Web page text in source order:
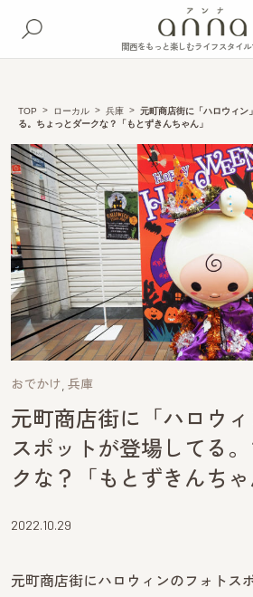
関西をもっと楽しむライフスタイ
TOP ローカル 兵庫
元町商店街に「ハロウィン
る。ちょっとダークな？「もとずきんちゃん」
おでかけ 兵庫
元町商店街に「ハロウ
スポットが登場してる
クな？「もとずきんちゃ
2022.10.29
元町商店街にハロウィンのフォトス